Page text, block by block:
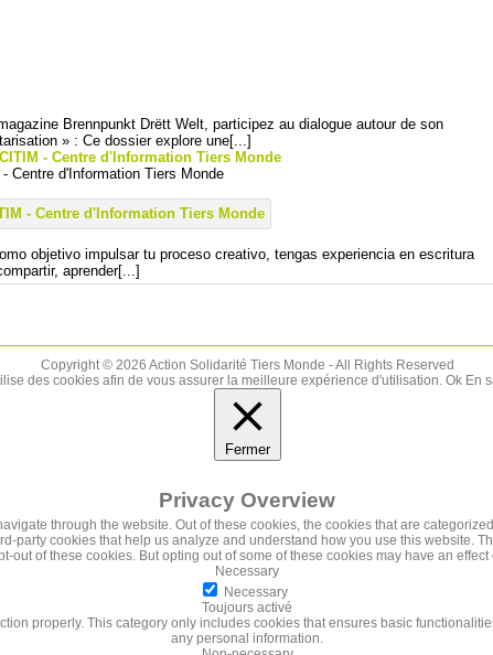
Brennpunkt Drëtt Welt, participez au dialogue autour de son
» : Ce dossier explore une[...]
- Centre d'Information Tiers Monde
Centre d'Information Tiers Monde
objetivo impulsar tu proceso creativo, tengas experiencia en escritura
aprender[...]
Copyright © 2026 Action Solidarité Tiers Monde - All Rights Reserved
des cookies afin de vous assurer la meilleure expérience d'utilisation. Ok En
Fermer
Privacy Overview
through the website. Out of these cookies, the cookies that are
party cookies that help us analyze and understand how you use this website.
out of these cookies. But opting out of some of these cookies may have an
Necessary
Necessary
Toujours activé
properly. This category only includes cookies that ensures basic
any personal information.